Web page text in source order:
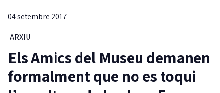
04 setembre 2017
ARXIU
Els Amics del Museu demanen
formalment que no es toqui